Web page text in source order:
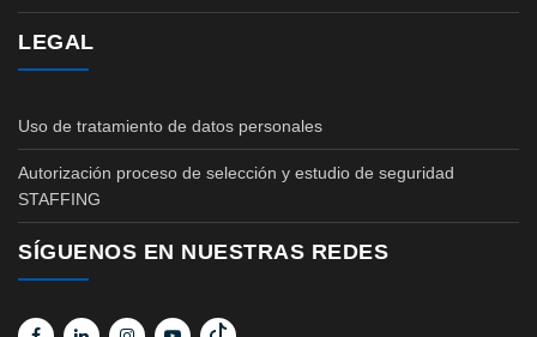
LEGAL
Uso de tratamiento de datos personales
Autorización proceso de selección y estudio de seguridad
STAFFING
SÍGUENOS EN NUESTRAS REDES